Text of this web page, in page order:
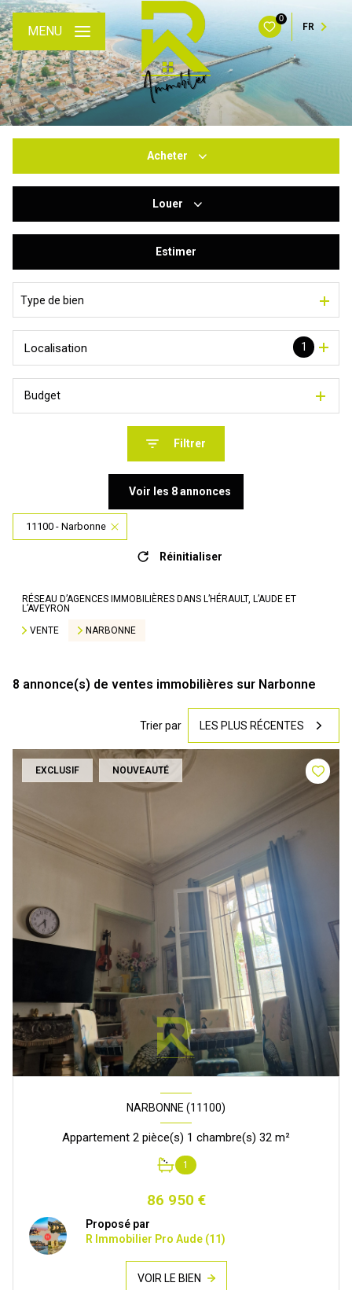
0
FR
MENU
Acheter
Du neuf
Louer
De l'immo pro
Estimer
Type de bien
1
Localisation
Budget
Filtrer
Voir les 8annonces
11100 - Narbonne
Réinitialiser
RÉSEAU D’AGENCES IMMOBILIÈRES DANS L’HÉRAULT, L’AUDE ET
L’AVEYRON
VENTE
NARBONNE
8 annonce(s) de ventes immobilières sur Narbonne
Trier par LES PLUS RÉCENTES
EXCLUSIF NOUVEAUTÉ
NARBONNE (11100)
Appartement 2 pièce(s) 1 chambre(s) 32 m²
1
86 950 €
Proposé par
R Immobilier Pro Aude (11)
VOIR LE BIEN